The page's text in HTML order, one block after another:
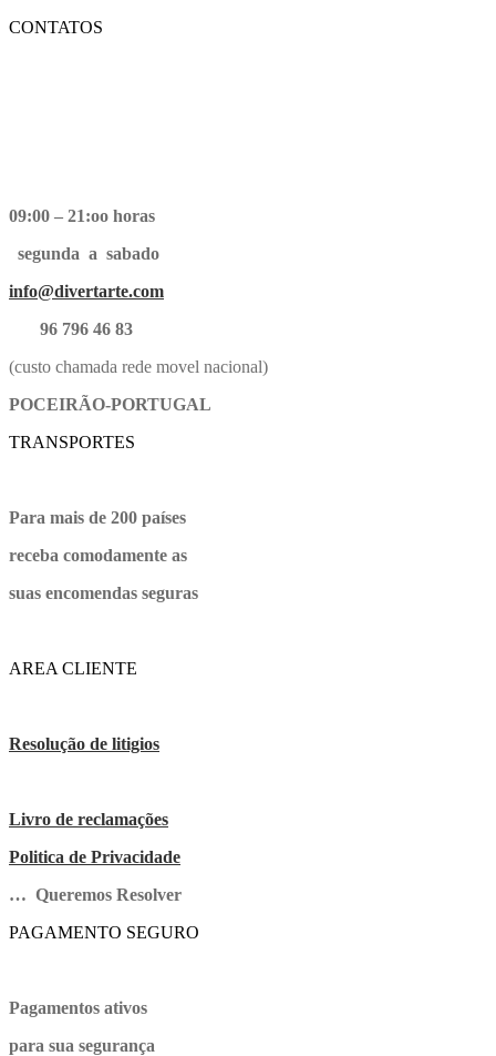
CONTATOS
09:00 – 21:oo horas
segunda a sabado
info@divertarte.com
96 796 46 83
(custo chamada rede movel nacional)
POCEIRÃO-PORTUGAL
TRANSPORTES
Para mais de 200 países
receba comodamente as
suas encomendas seguras
AREA CLIENTE
Resolução de litigios
Livro de reclamações
Politica de Privacidade
… Queremos Resolver
PAGAMENTO SEGURO
Pagamentos ativos
para sua segurança